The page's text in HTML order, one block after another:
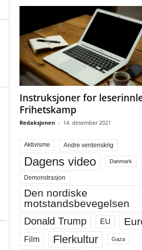
Instruksjoner for
Frihetskamp
Redaksjonen - 14. desember 2021
Aktivisme Andre verdenskrig
Dagens video Danmark
Demonstrasjon
Den nordiske
motstandsbevegelsen
Donald Trump EU
Film Flerkultur Gaza